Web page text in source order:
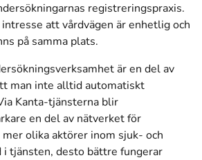
registreringspraxis.
att vårdvägen är enhetlig och
på samma plats.
är en del av
man inte alltid automatiskt
Kanta-tjänsterna blir
en del av nätverket för
mer olika aktörer inom sjuk- och
i tjänsten, desto bättre fungerar